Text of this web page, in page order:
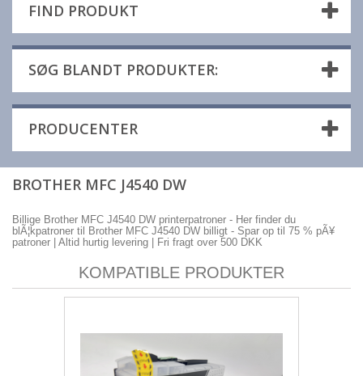
FIND PRODUKT
SØG BLANDT PRODUKTER:
PRODUCENTER
BROTHER MFC J4540 DW
Billige Brother MFC J4540 DW printerpatroner - Her finder du
blÃ¦kpatroner til Brother MFC J4540 DW billigt - Spar op til 75 % pÃ¥
patroner | Altid hurtig levering | Fri fragt over 500 DKK
KOMPATIBLE PRODUKTER